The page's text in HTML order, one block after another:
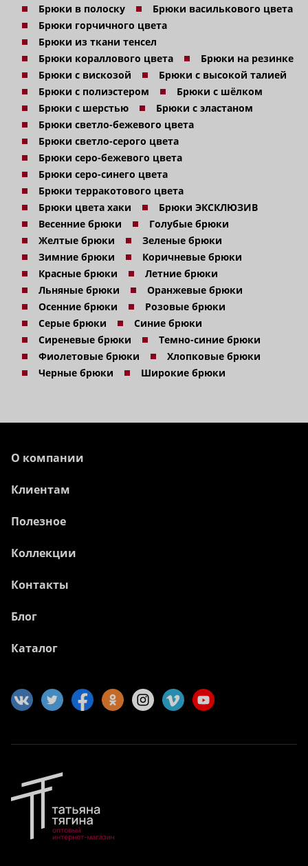
Брюки в полоску
Брюки василькового цвета
Брюки горчичного цвета
Брюки из ткани тенсел
Брюки кораллового цвета
Брюки на резинке
Брюки с вискозой
Брюки с высокой талией
Брюки с полиэстером
Брюки с шёлком
Брюки с шерстью
Брюки с эластаном
Брюки светло-бежевого цвета
Брюки светло-серого цвета
Брюки серо-бежевого цвета
Брюки серо-синего цвета
Брюки терракотового цвета
Брюки цвета хаки
Брюки ЭКСКЛЮЗИВ
Весенние брюки
Голубые брюки
Желтые брюки
Зеленые брюки
Зимние брюки
Коричневые брюки
Красные брюки
Летние брюки
Льняные брюки
Оранжевые брюки
Осенние брюки
Розовые брюки
Серые брюки
Синие брюки
Сиреневые брюки
Темно-синие брюки
Фиолетовые брюки
Хлопковые брюки
Черные брюки
Широкие брюки
О компании
Клиентам
Полезное
Коллекции
Контакты
Блог
Каталог